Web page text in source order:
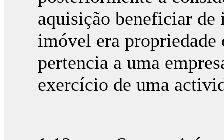
aquisição beneficiar
imóvel era propriedade
pertencia a uma
exercício de uma